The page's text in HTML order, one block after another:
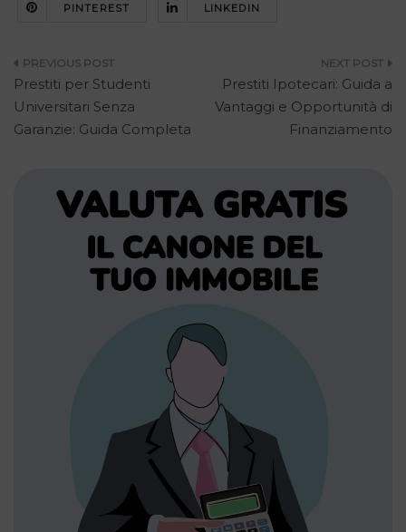
PINTEREST LINKEDIN
Navigazione
articoli
Prestiti per Studenti
Universitari Senza
Garanzie: Guida Completa
Prestiti Ipotecari: Guida a
Vantaggi e Opportunità di
Finanziamento